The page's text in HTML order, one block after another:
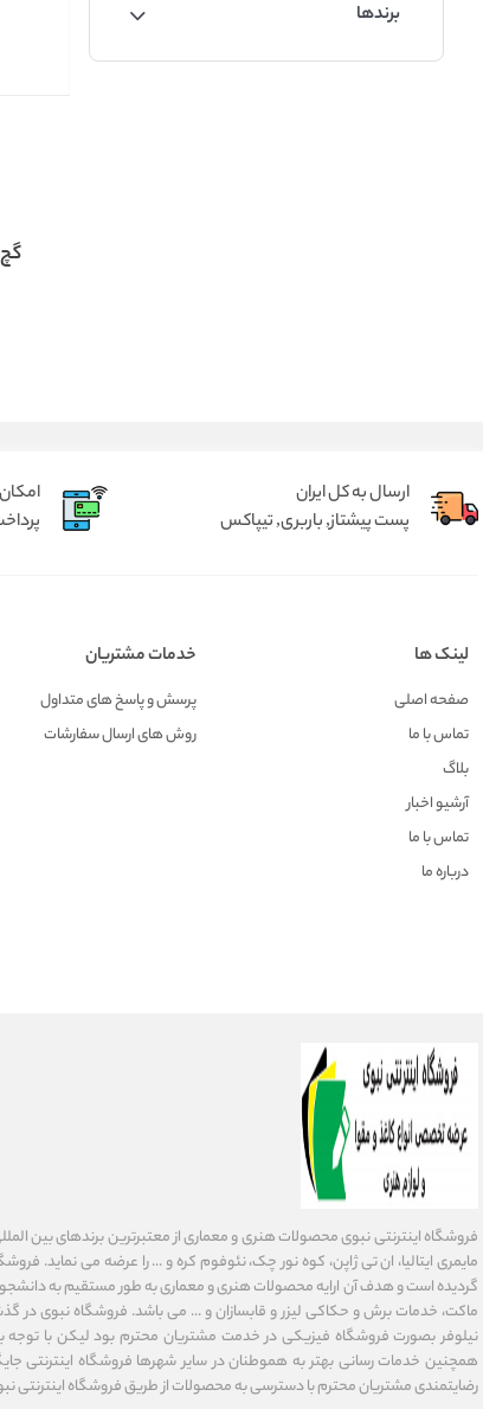
برندها
ارسال به کل ایران
پست پیشتاز, باربری, تیپاکس
لینک ها
صفحه اصلی
تماس با ما
بلاگ
آرشیو اخبار
تماس با ما
درباره ما
خدمات مشتریان
پرسش و پاسخ های متداول
روش های ارسال سفارشات
فروشگاه اینترنتی نبوی محصولات هنری و معماری از معتبرترین برندهای بین المللی
گردیده است و هدف آن ارایه محصولات هنری و معماری به طور مستقیم به
ماکت، خدمات برش و حکاکی لیزر و قابسازان و ... می باشد. فروشگاه نبوی در
نیلوفر بصورت فروشگاه فیزیکی در خدمت مشتریان محترم بود لیکن با
همچنین خدمات رسانی بهتر به هموطنان در سایر شهرها فروشگاه اینترنتی
رضایتمندی مشتریان محترم با دسترسی به محصولات از طریق فروشگاه اینترنتی